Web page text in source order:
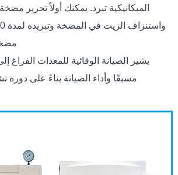
الميكانيكية تبرد. يمكنك أولاً تحرير
يشير الصيانة الوقائية للمعدات الفراغ
مسبقًا وأداء الصيانة بناءً على دورة